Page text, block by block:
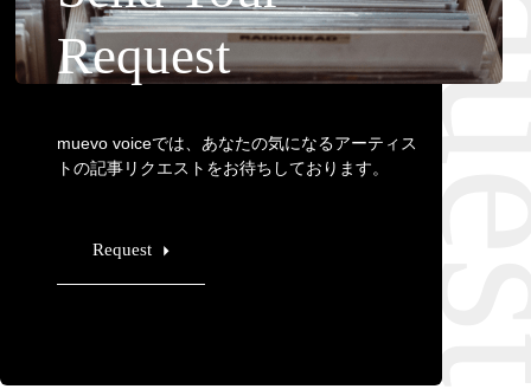
Request
muevo voiceでは、あなたの気になるアーティス
トの記事リクエストをお待ちしております。
Request